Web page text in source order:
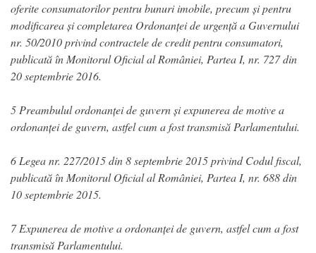
oferite consumatorilor pentru bunuri imobile, precum și pentru
modificarea și completarea Ordonanței de urgență a Guvernului
nr. 50/2010 privind contractele de credit pentru consumatori,
publicată în Monitorul Oficial al României, Partea I, nr. 727 din
20 septembrie 2016.
5 Preambulul ordonanței de guvern și expunerea de motive a
ordonanței de guvern, astfel cum a fost transmisă Parlamentului.
6 Legea nr. 227/2015 din 8 septembrie 2015 privind Codul fiscal,
publicată în Monitorul Oficial al României, Partea I, nr. 688 din
10 septembrie 2015.
7 Expunerea de motive a ordonanței de guvern, astfel cum a fost
transmisă Parlamentului.